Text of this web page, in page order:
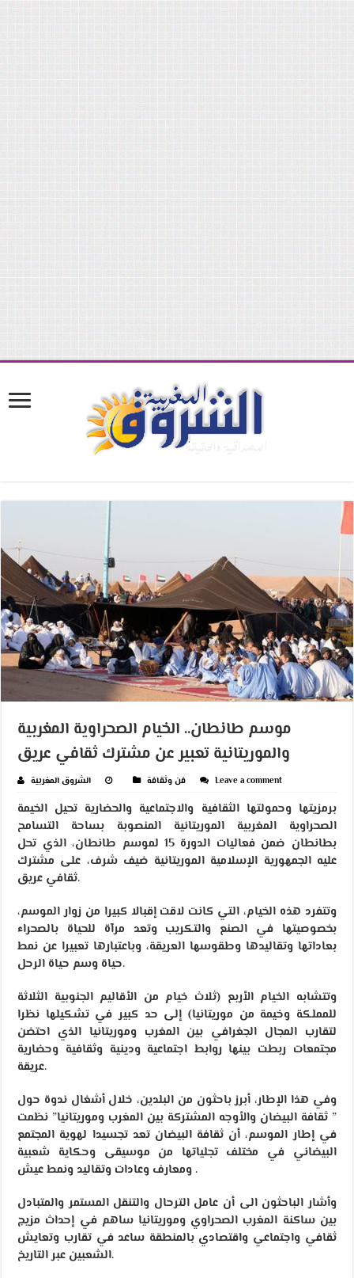
موسم طانطان.. الخيام الصحراوية المغربية
والموريتانية تعبير عن مشترك ثقافي عريق
الشروق المغربية فن وثقافة Leave a comment
برمزيتها وحمولتها الثقافية والاجتماعية والحضارية تحيل الخيمة
الصحراوية المغربية الموريتانية المنصوبة بساحة التسامح
بطانطان ضمن فعاليات الدورة 15 لموسم طانطان، الذي تحل
عليه الجمهورية الإسلامية الموريتانية ضيف شرف، على مشترك
ثقافي عريق.
وتتفرد هذه الخيام، التي كانت لاقت إقبالا كبيرا من زوار الموسم،
بخصوصيتها في الصنع والتكريب وتعد مرآة للحياة بالصحراء
بعاداتها وتقاليدها وطقوسها العريقة، وباعتبارها تعبيرا عن نمط
حياة وسم حياة الرحل.
وتتشابه الخيام الأربع (ثلاث خيام من الأقاليم الجنوبية الثلاثة
للمملكة وخيمة من موريتانيا) إلى حد كبير في تشكيلها نظرا
لتقارب المجال الجغرافي بين المغرب وموريتانيا الذي احتضن
مجتمعات ربطت بينها روابط اجتماعية ودينية وثقافية وحضارية
عريقة.
وفي هذا الإطار، أبرز باحثون من البلدين، خلال أشغال ندوة حول
” ثقافة البيضان والأوجه المشتركة بين المغرب وموريتانيا” نظمت
في إطار الموسم، أن ثقافة البيضان تعد تجسيدا لهوية المجتمع
البيضاني في مختلف تجلياتها من موسيقى وحكاية شعبية
ومعارف وعادات وتقاليد ونمط عيش .
وأشار الباحثون الى أن عامل الترحال والتنقل المستمر والمتبادل
بين ساكنة المغرب الصحراوي وموريتانيا ساهم في إحداث مزيج
ثقافي واجتماعي واقتصادي بالمنطقة ساعد في تقارب وتعايش
الشعبين عبر التاريخ.